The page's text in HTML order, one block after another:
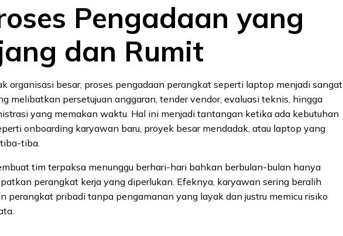
Pengadaan yang
dan Rumit
organisasi besar, proses pengadaan perangkat seperti laptop menjadi sangat
melibatkan persetujuan anggaran, tender vendor, evaluasi teknis, hingga
yang memakan waktu. Hal ini menjadi tantangan ketika ada kebutuhan
onboarding karyawan baru, proyek besar mendadak, atau laptop yang
tiba.
tim terpaksa menunggu berhari-hari bahkan berbulan-bulan hanya
perangkat kerja yang diperlukan. Efeknya, karyawan sering beralih
perangkat pribadi tanpa pengamanan yang layak dan justru memicu risiko